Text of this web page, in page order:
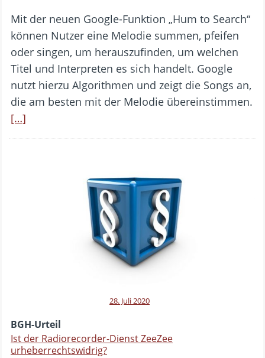
Mit der neuen Google-Funktion „Hum to Search“
können Nutzer eine Melodie summen, pfeifen
oder singen, um herauszufinden, um welchen
Titel und Interpreten es sich handelt. Google
nutzt hierzu Algorithmen und zeigt die Songs an,
die am besten mit der Melodie übereinstimmen.
[…]
28. Juli 2020
BGH-Urteil
Ist der Radiorecorder-Dienst ZeeZee
urheberrechtswidrig?